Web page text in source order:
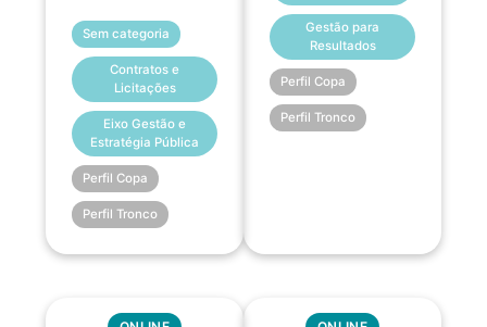
Sem categoria
Contratos e
Licitações
Eixo Gestão e
Estratégia Pública
Perfil Copa
Perfil Tronco
Gestão para
Resultados
Perfil Copa
Perfil Tronco